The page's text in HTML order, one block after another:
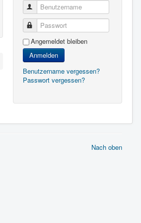
Benutzername
Passwort
Angemeldet bleiben
Anmelden
Benutzername vergessen?
Passwort vergessen?
Nach oben